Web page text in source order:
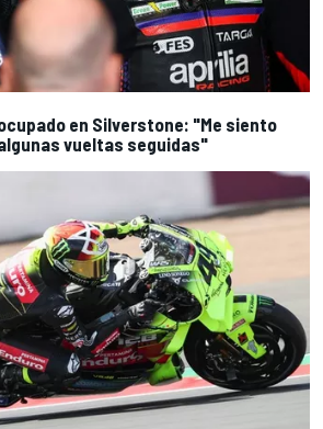
en Silverstone: "Me siento
vueltas seguidas"